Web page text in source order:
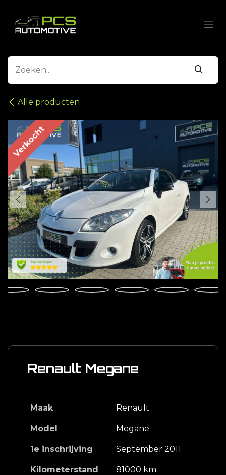
Alle producten
Verkocht
Renault Megane
Maak Renault
Model Megane
1e inschrijving September 2011
Kilometerstand 81000 km